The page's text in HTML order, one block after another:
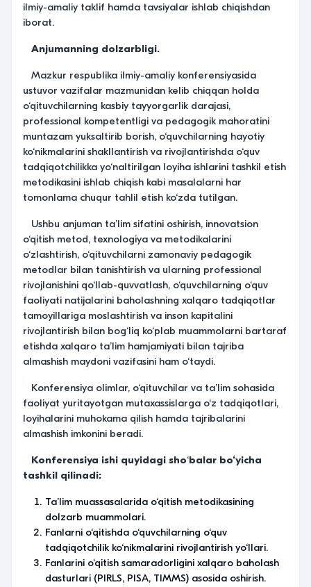
ilmiy-amaliy taklif hamda tavsiyalar ishlab chiqishdan
iborat.
Anjumanning dolzarbligi.
Mazkur respublika ilmiy-amaliy konferensiyasida
ustuvor vazifalar mazmunidan kelib chiqqan holda
o‘qituvchilarning kasbiy tayyorgarlik darajasi,
professional kompetentligi va pedagogik mahoratini
muntazam yuksaltirib borish, o‘quvchilarning hayotiy
ko‘nikmalarini shakllantirish va rivojlantirishda o‘quv
tadqiqotchilikka yo‘naltirilgan loyiha ishlarini tashkil etish
metodikasini ishlab chiqish kabi masalalarni har
tomonlama chuqur tahlil etish ko‘zda tutilgan.
Ushbu anjuman taʼlim sifatini oshirish, innovatsion
o‘qitish metod, texnologiya va metodikalarini
o‘zlashtirish, o‘qituvchilarni zamonaviy pedagogik
metodlar bilan tanishtirish va ularning professional
rivojlanishini qo‘llab-quvvatlash, o‘quvchilarning o‘quv
faoliyati natijalarini baholashning xalqaro tadqiqotlar
tamoyillariga moslashtirish va inson kapitalini
rivojlantirish bilan bog‘liq ko‘plab muammolarni bartaraf
etishda xalqaro taʼlim hamjamiyati bilan tajriba
almashish maydoni vazifasini ham o‘taydi.
Konferensiya olimlar, o‘qituvchilar va taʼlim sohasida
faoliyat yuritayotgan mutaxassislarga o‘z tadqiqotlari,
loyihalarini muhokama qilish hamda tajribalarini
almashish imkonini beradi.
Konferensiya ishi quyidagi sho‘balar bo‘yicha
tashkil qilinadi:
Ta’lim muassasalarida o‘qitish metodikasining
dolzarb muammolari.
Fanlarni o‘qitishda o‘quvchilarning o‘quv
tadqiqotchilik ko‘nikmalarini rivojlantirish yo‘llari.
Fanlarini o‘qitish samaradorligini xalqaro baholash
dasturlari (PIRLS, PISA, TIMMS) asosida oshirish.